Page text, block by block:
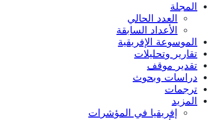
المجلة
العدد الحالي
الأعداد السابقة
الموسوعة الإفريقية
تقارير وتحليلات
تقدير موقف
دراسات وبحوث
ترجمات
المزيد
إفريقيا في المؤشرات